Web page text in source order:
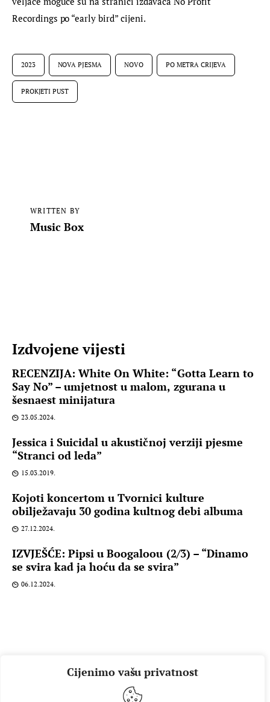
Cijenimo vašu privatnost
Recordings po “early bird” cijeni.
2023 NOVA PJESMA NOVO PO METRA CRIJEVA
PROKJETI PUST
WRITTEN BY
Music Box
Izdvojene vijesti
RECENZIJA: White On White: “Gotta Learn to
Say No” – umjetnost u malom, zgurana u
šesnaest minijatura
23.05.2024.
Jessica i Suicidal u akustičnoj verziji pjesme
“Stranci od leda”
15.03.2019.
Kojoti koncertom u Tvornici kulture
obilježavaju 30 godina kultnog debi albuma
27.12.2024.
IZVJEŠĆE: Pipsi u Boogaloou (2/3) – “Dinamo
se svira kad ja hoću da se svira”
06.12.2024.